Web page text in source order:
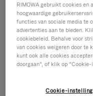
RIMOWA gebruikt cookies en
hoogwaardige
functies van sociale media te
advertenties aan te bieden.
cookiebeleid. Behalve voor
van cookies weigeren door te
kunt ook alle cookies
doorgaan”, of klik op
Cookie-